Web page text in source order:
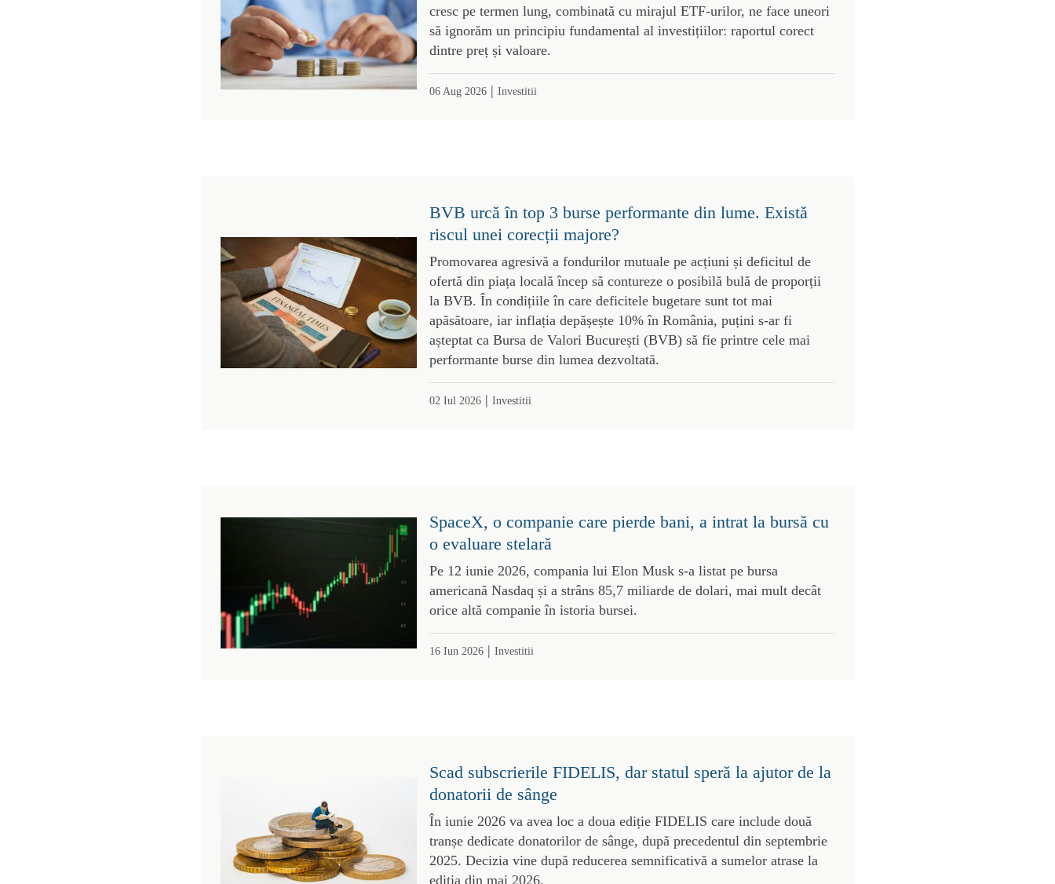
cresc pe termen lung, combinată cu mirajul ETF-urilor, ne face uneori
să ignorăm un principiu fundamental al investițiilor: raportul corect
dintre preț și valoare.
06 Aug 2026| Investitii
BVB urcă în top 3 burse performante din lume. Există
riscul unei corecții majore?
Promovarea agresivă a fondurilor mutuale pe acțiuni și deficitul de
ofertă din piața locală încep să contureze o posibilă bulă de proporții
la BVB. În condițiile în care deficitele bugetare sunt tot mai
apăsătoare, iar inflația depășește 10% în România, puțini s-ar fi
așteptat ca Bursa de Valori București (BVB) să fie printre cele mai
performante burse din lumea dezvoltată.
02 Iul 2026| Investitii
SpaceX, o companie care pierde bani, a intrat la bursă cu
o evaluare stelară
Pe 12 iunie 2026, compania lui Elon Musk s-a listat pe bursa
americană Nasdaq și a strâns 85,7 miliarde de dolari, mai mult decât
orice altă companie în istoria bursei.
16 Iun 2026| Investitii
Scad subscrierile FIDELIS, dar statul speră la ajutor de la
donatorii de sânge
În iunie 2026 va avea loc a doua ediție FIDELIS care include două
tranșe dedicate donatorilor de sânge, după precedentul din septembrie
2025. Decizia vine după reducerea semnificativă a sumelor atrase la
ediția din mai 2026.